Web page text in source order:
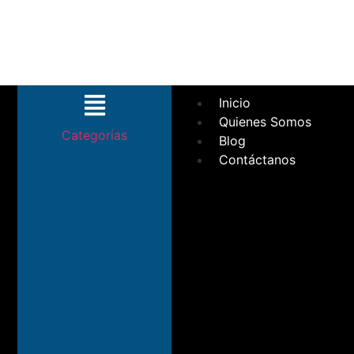
Categorias
Inicio
Quienes Somos
Blog
Contáctanos